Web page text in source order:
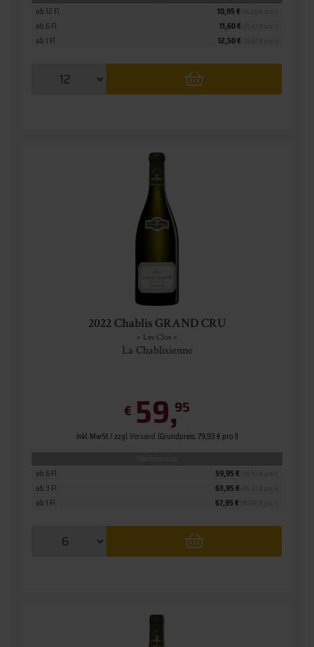
ab 1 Fl. 12,50 €
ab 6 Fl. 11,60 €
ab 12 Fl. 10,95 €
2022 Chablis GRAND CRU
» Les Clos «
La Chablisienne
€ 59,95
inkl. MwSt. / zzgl.Versand (Grundpreis: 79,93 € pro l)
ab 1 Fl. 67,95 €
ab 3 Fl. 63,95 €
ab 6 Fl. 59,95 €